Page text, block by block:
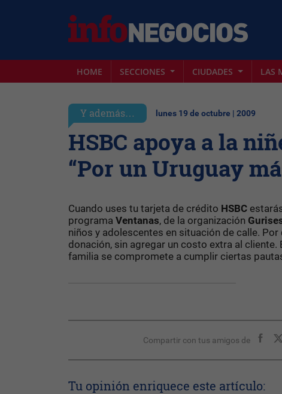
HOME SECCIONES CIUDADES LAS
Y además… lunes 19 de octubre | 2009
HSBC apoya a la
“Por un Uruguay
Cuando uses tu tarjeta de crédito HSBC
programa Ventanas, de la organización
niños y adolescentes en situación de calle.
donación, sin agregar un costo extra al
familia se compromete a cumplir ciertas
Compartir con tus amigos de
Tu opinión enriquece este artículo: